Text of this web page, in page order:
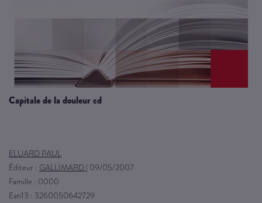
capitale de la douleur cd
ELUARD PAUL
Éditeur : GALLIMARD | 09/05/2007
Famille : 0000
Ean13 : 3260050642729